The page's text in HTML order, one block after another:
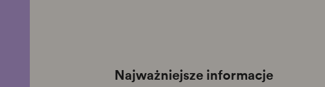
Najważniejsze informacje